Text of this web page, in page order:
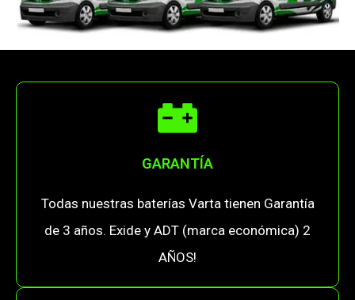
GARANTÍA
Todas nuestras baterías Varta tienen Garantía
de 3 años. Exide y ADT (marca económica) 2
AÑOS!